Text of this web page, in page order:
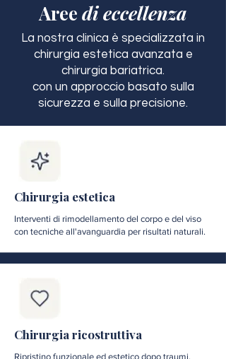
Aree di eccellenza
La nostra clinica è specializzata in
chirurgia estetica avanzata e
chirurgia bariatrica.
con un approccio basato sulla
sicurezza e sulla precisione.
Chirurgia estetica
Interventi di rimodellamento del corpo e del viso
con tecniche all'avanguardia per risultati naturali.
Chirurgia ricostruttiva
Ripristino funzionale ed estetico dopo traumi,